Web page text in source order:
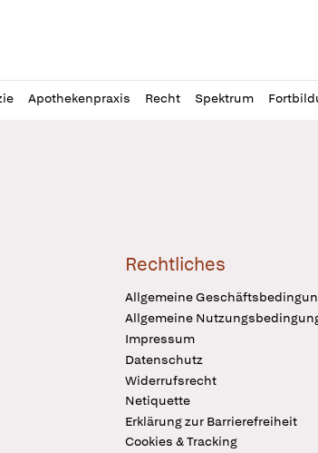
Apothekenpraxis Recht Spektrum
Logo
Rechtliches
Allgemeine
Allgemeine
Impressum
Datenschutz
Widerrufsrecht
Netiquette
Erklärung zur Barrierefreiheit
Cookies & Tracking